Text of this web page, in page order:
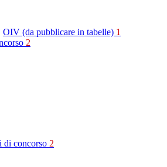
OIV (da pubblicare in tabelle) 1
2
di concorso 2